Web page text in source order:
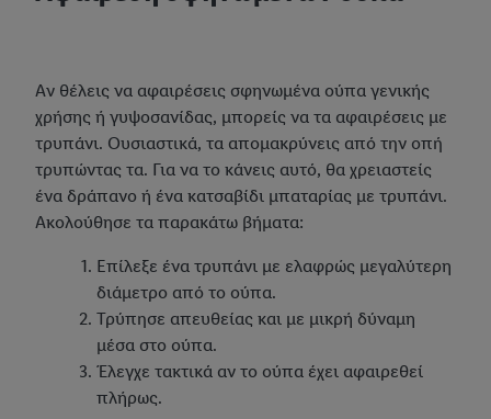
Αν θέλεις να αφαιρέσεις σφηνωμένα ούπα γενικής
χρήσης ή γυψοσανίδας, μπορείς να τα αφαιρέσεις με
τρυπάνι. Ουσιαστικά, τα απομακρύνεις από την οπή
τρυπώντας τα. Για να το κάνεις αυτό, θα χρειαστείς
ένα δράπανο ή ένα κατσαβίδι μπαταρίας με τρυπάνι.
Ακολούθησε τα παρακάτω βήματα:
Επίλεξε ένα τρυπάνι με ελαφρώς μεγαλύτερη
διάμετρο από το ούπα.
Τρύπησε απευθείας και με μικρή δύναμη
μέσα στο ούπα.
Έλεγχε τακτικά αν το ούπα έχει αφαιρεθεί
πλήρως.